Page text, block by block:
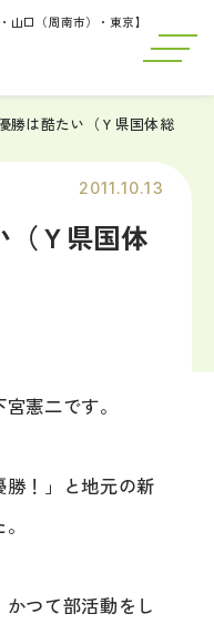
山口（周南市）・東京】
勝は酷たい（Ｙ県国体総
2011.10.13
（Ｙ県国体
憲二です。
！」と地元の新
つて部活動をし